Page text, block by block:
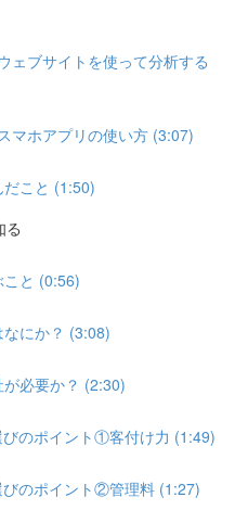
ブサイトを使って分析する
ホアプリの使い方 (3:07)
こと (1:50)
る
と (0:56)
にか？ (3:08)
必要か？ (2:30)
のポイント①客付け力 (1:49)
のポイント②管理料 (1:27)